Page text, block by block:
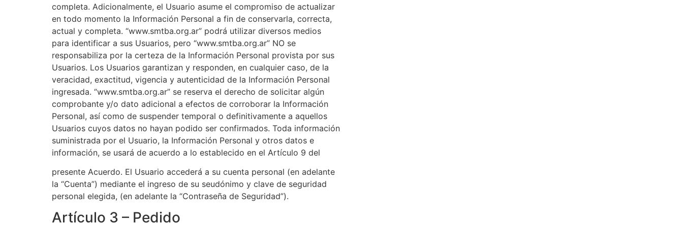
completa. Adicionalmente, el Usuario asume el compromiso de actualizar
en todo momento la Información Personal a fin de conservarla, correcta,
actual y completa. “www.smtba.org.ar” podrá utilizar diversos medios
para identificar a sus Usuarios, pero “www.smtba.org.ar” NO se
responsabiliza por la certeza de la Información Personal provista por sus
Usuarios. Los Usuarios garantizan y responden, en cualquier caso, de la
veracidad, exactitud, vigencia y autenticidad de la Información Personal
ingresada. “www.smtba.org.ar” se reserva el derecho de solicitar algún
comprobante y/o dato adicional a efectos de corroborar la Información
Personal, así como de suspender temporal o definitivamente a aquellos
Usuarios cuyos datos no hayan podido ser confirmados. Toda información
suministrada por el Usuario, la Información Personal y otros datos e
información, se usará de acuerdo a lo establecido en el Artículo 9 del
presente Acuerdo. El Usuario accederá a su cuenta personal (en adelante
la “Cuenta”) mediante el ingreso de su seudónimo y clave de seguridad
personal elegida, (en adelante la “Contraseña de Seguridad”).
Artículo 3 – Pedido